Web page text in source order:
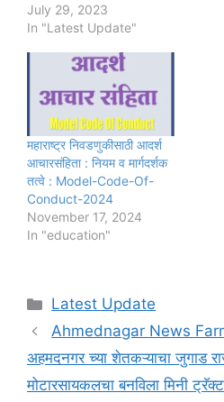
July 29, 2023
In "Latest Update"
महाराष्ट्र निवडणुकीसाठी आदर्श
आचारसंहिता : नियम व मार्गदर्शक
तत्वे : Model-Code-Of-
Conduct-2024
November 17, 2024
In "education"
Categories
Latest Update
Ahmednagar News
अहमदनगर च्या शेतकऱ्याचा जुगाड
मोटारसायकलचा बनविला मिनी